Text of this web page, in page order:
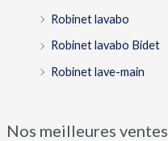
Robinet lavabo
Robinet lavabo Bidet
Robinet lave-main
Nos meilleures ventes